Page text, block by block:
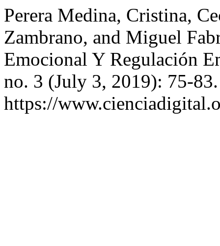
Perera Medina, Cristina,
Zambrano, and Miguel
Emocional Y Regulación
no. 3 (July 3, 2019): 75-
https://